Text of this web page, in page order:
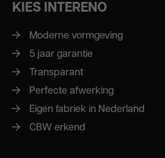
KIES INTERENO
Moderne vormgeving
5 jaar garantie
Transparant
Perfecte afwerking
Eigen fabriek in Nederland
CBW erkend